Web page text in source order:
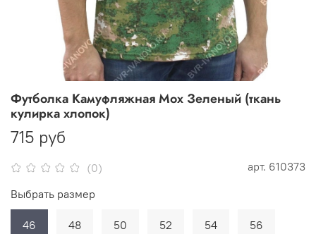
(0) арт. 610373
Футболка Камуфляжная Мох Зеленый (ткань
кулирка хлопок)
715 руб
Выбрать размер
46 48 50 52 54 56